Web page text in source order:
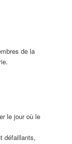
de la
le jour où le
défaillants,